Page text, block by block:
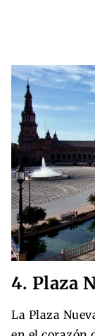
4. Plaza
La Plaza